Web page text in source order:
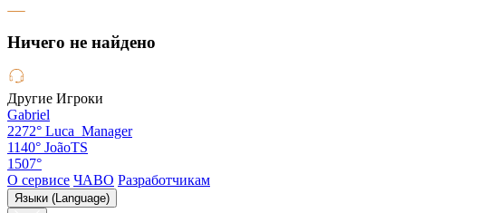
Hичего не найдено
Другие Игроки
Gabriel
2272° Luca_Manager
1140° JoãoTS
1507°
О сервисе ЧАВО Разработчикам
Языки (Language)